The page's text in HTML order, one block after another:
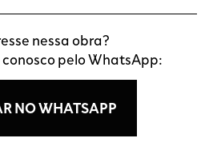
nessa obra?
pelo WhatsApp:
NO WHATSAPP